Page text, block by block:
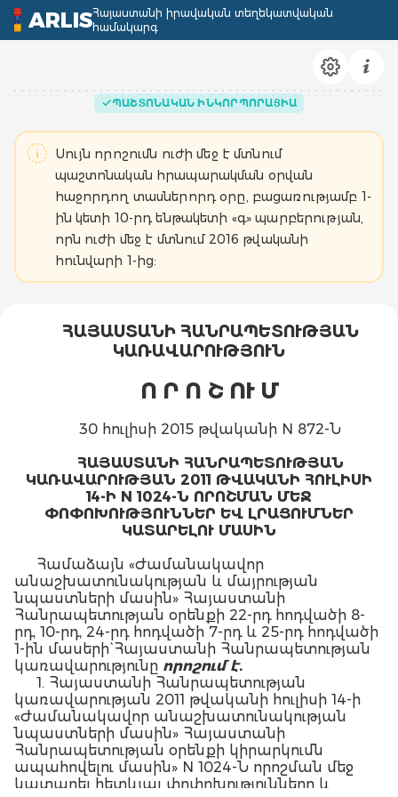
ARLISՀայաստանի իրավական տեղեկատվական
համակարգ
ՊԱՇՏՈՆԱԿԱՆ ԻՆԿՈՐՊՈՐԱՑԻԱ
Սույն որոշումն ուժի մեջ է մտնում
պաշտոնական հրապարակման օրվան
հաջորդող տասներորդ օրը, բացառությամբ 1-
ին կետի 10-րդ ենթակետի «գ» պարբերության,
որն ուժի մեջ է մտնում 2016 թվականի
հունվարի 1-ից:
ՀԱՅԱՍՏԱՆԻ ՀԱՆՐԱՊԵՏՈՒԹՅԱՆ
ԿԱՌԱՎԱՐՈՒԹՅՈՒՆ
Ո Ր Ո Շ ՈՒ Մ
30 հուլիսի 2015 թվականի N 872-Ն
ՀԱՅԱՍՏԱՆԻ ՀԱՆՐԱՊԵՏՈՒԹՅԱՆ
ԿԱՌԱՎԱՐՈՒԹՅԱՆ 2011 ԹՎԱԿԱՆԻ ՀՈՒԼԻՍԻ
14-Ի N 1024-Ն ՈՐՈՇՄԱՆ ՄԵՋ
ՓՈՓՈԽՈՒԹՅՈՒՆՆԵՐ ԵՎ ԼՐԱՑՈՒՄՆԵՐ
ԿԱՏԱՐԵԼՈՒ ՄԱՍԻՆ
Համաձայն «Ժամանակավոր
անաշխատունակության և մայրության
նպաստների մասին» Հայաստանի
Հանրապետության օրենքի 22-րդ հոդվածի 8-
րդ, 10-րդ, 24-րդ հոդվածի 7-րդ և 25-րդ հոդվածի
1-ին մասերի` Հայաստանի Հանրապետության
կառավարությունը որոշում է.
1. Հայաստանի Հանրապետության
կառավարության 2011 թվականի հուլիսի 14-ի
«Ժամանակավոր անաշխատունակության
նպաստների մասին» Հայաստանի
Հանրապետության օրենքի կիրարկումն
ապահովելու մասին» N 1024-Ն որոշման մեջ
կատարել հետևյալ փոփոխությունները և